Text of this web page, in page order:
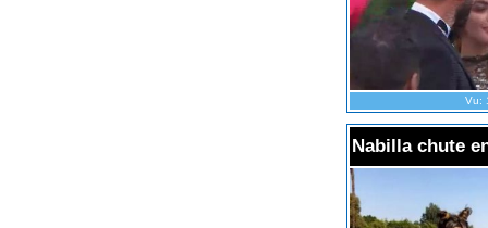
Vu:
Nabilla chute